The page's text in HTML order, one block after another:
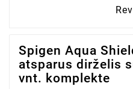
Spigen Aqua
atsparus dirželis
vnt. komplekte